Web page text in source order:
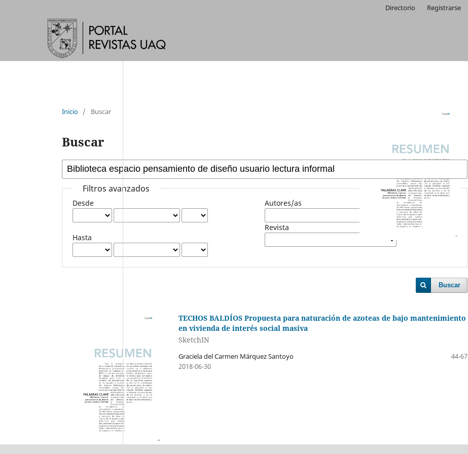
Directorio Registrarse
Inicio / Buscar
Buscar
Filtros avanzados
Desde
Hasta
Autores/as
Revista
Buscar
TECHOS BALDÍOS Propuesta para naturación de azoteas de bajo mantenimiento
en vivienda de interés social masiva
SketchIN
Graciela del Carmen Márquez Santoyo
44-67
2018-06-30